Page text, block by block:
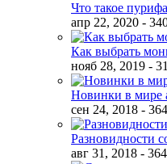
Что такое
апр 22, 2020 -
Как выбрать
нояб 28, 2019 -
Новинки в мире
сен 24, 2018 -
Разновидности
авг 31, 2018 -